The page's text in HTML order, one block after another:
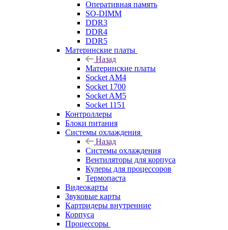
Оперативная память
SO-DIMM
DDR3
DDR4
DDR5
Материнские платы
Назад
Материнские платы
Socket AM4
Socket 1700
Socket AM5
Socket 1151
Контроллеры
Блоки питания
Системы охлаждения
Назад
Системы охлаждения
Вентиляторы для корпуса
Кулеры для процессоров
Термопаста
Видеокарты
Звуковые карты
Картридеры внутренние
Корпуса
Процессоры